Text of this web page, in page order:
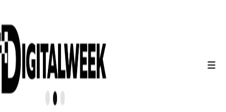
Saltar
al
contenido
principal